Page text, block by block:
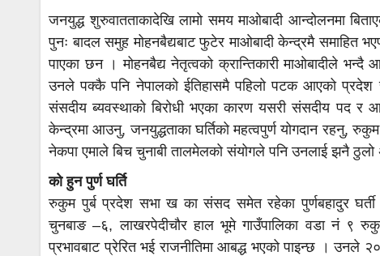
जनयुद्ध शुरुवातताकादेखि लामो समय माओबादी आन्दोलनमा
पुनः बादल समुह मोहनबैद्यबाट फुटेर माओबादी केन्द्रमै समाहित
पाएका छन । मोहनबैद्य नेतृत्वको क्रान्तिकारी माओबादीले भन्दै
उनले पक्कै पनि नेपालको ईतिहासमै पहिलो पटक आएको प्रदेश
संसदीय ब्यवस्थाको बिरोधी भएका कारण यसरी संसदीय पद र
केन्द्रमा आउनु, जनयुद्धताका घर्तिको महत्वपुर्ण योगदान रहनु,
नेकपा एमाले बिच चुनाबी तालमेलको संयोगले पनि उनलाई झनै
को हुन पुर्ण घर्ति
रुकुम पुर्ब प्रदेश सभा ख का संसद समेत रहेका पुर्णबहादुर
चुनबाङ –६, लाखरपेदीचौर हाल भूमे गाउँपालिका वडा नं ९
प्रभावबाट प्रेरित भई राजनीतिमा आबद्ध भएको पाइन्छ । उनले